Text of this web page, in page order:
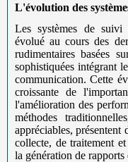
L'évolution des
Les systèmes de suivi
évolué au cours des
rudimentaires basées
sophistiquées intégrant
communication. Cette
croissante de
l'amélioration des
méthodes
appréciables, présentent
collecte, de traitement
la génération de